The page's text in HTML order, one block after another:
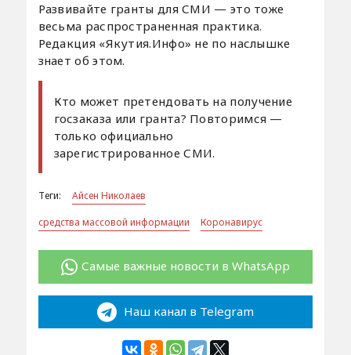
Развивайте гранты для СМИ — это тоже
весьма распространенная практика.
Редакция «Якутия.Инфо» не по наслышке
знает об этом.
Кто может претендовать на получение
госзаказа или гранта? Повторимся —
только официально
зарегистрированное СМИ.
Теги:
Айсен Николаев
средства массовой информации
Коронавирус
Самые важные новости в WhatsApp
Наш канал в Telegram